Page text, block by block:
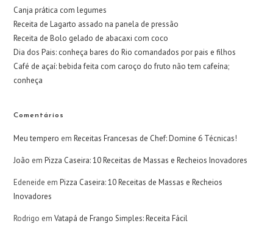
Canja prática com legumes
Receita de Lagarto assado na panela de pressão
Receita de Bolo gelado de abacaxi com coco
Dia dos Pais: conheça bares do Rio comandados por pais e filhos
Café de açaí: bebida feita com caroço do fruto não tem cafeína;
conheça
Comentários
Meu tempero emReceitas Francesas de Chef: Domine 6 Técnicas!
João emPizza Caseira: 10 Receitas de Massas e Recheios Inovadores
Edeneide emPizza Caseira: 10 Receitas de Massas e Recheios
Inovadores
Rodrigo emVatapá de Frango Simples: Receita Fácil